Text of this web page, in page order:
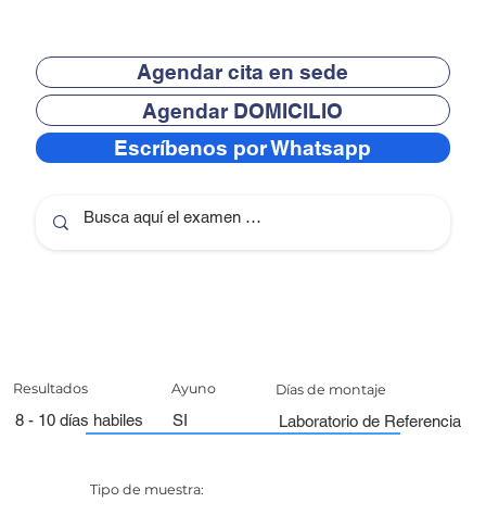
Agendar cita en sede
Agendar DOMICILIO
Escríbenos por Whatsapp
Resultados
8 - 10 días habiles
Días de montaje
Laboratorio de Referencia
Ayuno
SI
Tipo de muestra: